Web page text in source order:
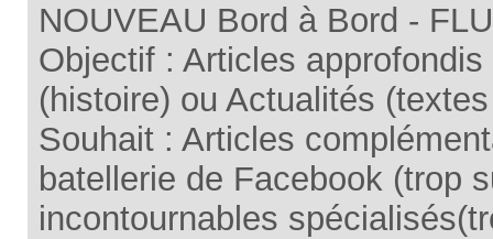
NOUVEAU Bord à Bord -
Objectif : Articles
(histoire) ou Actualités
Souhait : Articles
batellerie de Facebook (trop
incontournables